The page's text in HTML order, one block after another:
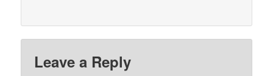
Leave a Reply